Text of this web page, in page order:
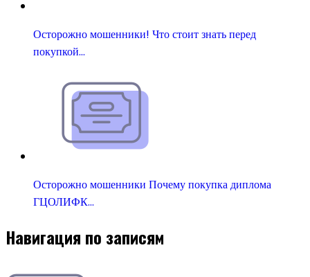
Осторожно мошенники! Что стоит знать перед
покупкой…
Осторожно мошенники Почему покупка диплома
ГЦОЛИФК…
Навигация по записям